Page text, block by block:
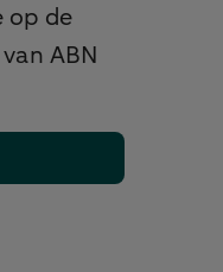
op de
ABN